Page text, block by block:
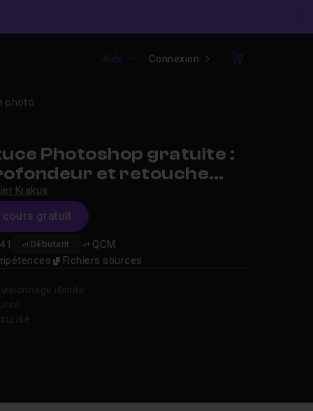
Aide Connexion
Panier
photo
Photoshop gratuite :
et retouche
Krakus
cours gratuit
Débutant
QCM
Fichiers sources